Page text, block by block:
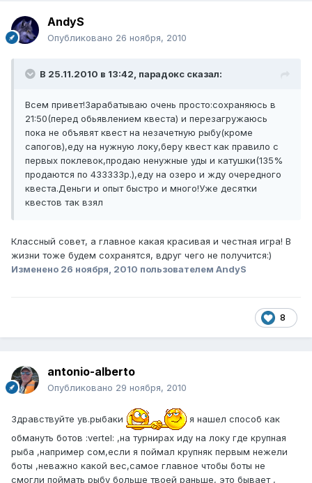
AndyS
Опубликовано 26 ноября, 2010
В 25.11.2010 в 13:42, парадокс сказал:
Всем привет!Зарабатываю очень просто:сохраняюсь в
21:50(перед обьявлением квеста) и перезагружаюсь
пока не объявят квест на незачетную рыбу(кроме
сапогов),еду на нужную локу,беру квест как правило с
первых поклевок,продаю ненужные уды и катушки(135%
продаются по 433333р.),еду на озеро и жду очередного
квеста.Деньги и опыт быстро и много!Уже десятки
квестов так взял
Классный совет, а главное какая красивая и честная игра! В
жизни тоже будем сохранятся, вдруг чего не получится:)
Изменено 26 ноября, 2010 пользователем AndyS
8
antonio-alberto
Опубликовано 29 ноября, 2010
Здравствуйте ув.рыбаки
я нашел способ как
обмануть ботов :vertel: ,на турнирах иду на локу где крупная
рыба ,например сом,если я поймал крупняк первым нежели
боты ,неважно какой вес,самое главное чтобы боты не
смогли поймать рыбу больше твоей раньше, это бывает ,